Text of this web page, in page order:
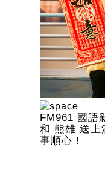
FM961 國語
和 熊雄 送上
事順心！